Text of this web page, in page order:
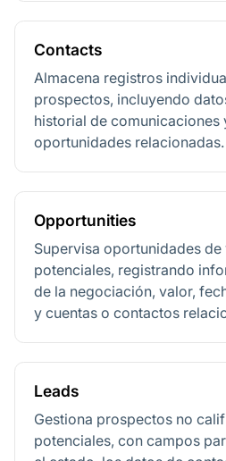
Contacts
Almacena registros
prospectos, incluyendo
historial de comunicaciones
oportunidades relacionadas.
Opportunities
Supervisa oportunidades
potenciales, registrando
de la negociación, valor,
y cuentas o contactos
Leads
Gestiona prospectos no
potenciales, con campos